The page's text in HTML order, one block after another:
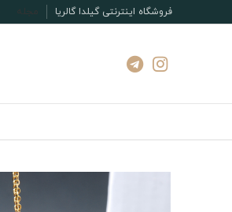
فروشگاه اینترنتی گیلدا گالریا مجله